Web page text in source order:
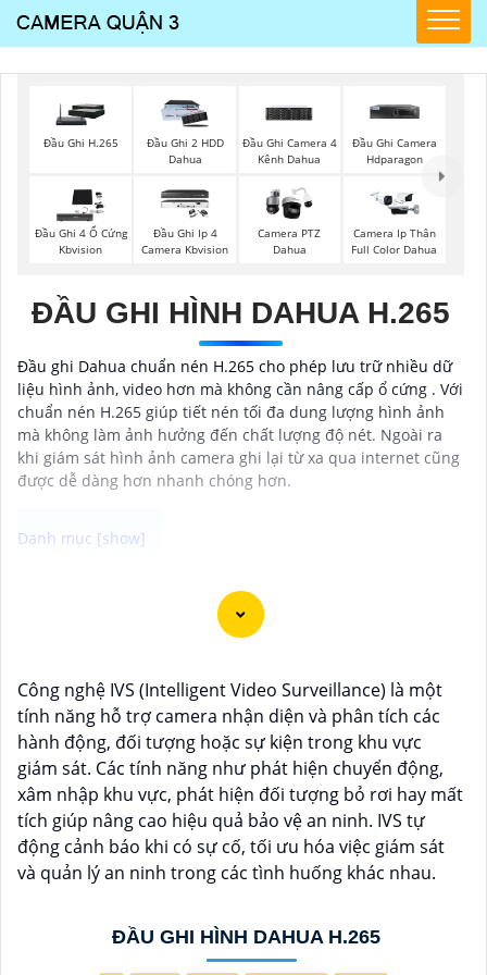
Đầu Ghi H.265
Đầu Ghi 2 HDD
Dahua
Đầu Ghi Camera 4
Kênh Dahua
Đầu Ghi Camera
Hdparagon
Đầu Ghi 4 Ổ Cứng
Kbvision
Đầu Ghi Ip 4
Camera Kbvision
Camera PTZ
Dahua
Camera Ip Thân
Full Color Dahua
ĐẦU GHI HÌNH DAHUA H.265
Đầu ghi Dahua chuẩn nén H.265 cho phép lưu trữ nhiều dữ
liệu hình ảnh, video hơn mà không cần nâng cấp ổ cứng . Với
chuẩn nén H.265 giúp tiết nén tối đa dung lượng hình ảnh
mà không làm ảnh hưởng đến chất lượng độ nét. Ngoài ra
khi giám sát hình ảnh camera ghi lại từ xa qua internet cũng
được dễ dàng hơn nhanh chóng hơn.
Dạ chắc chắn, đây là tư vấn của tôi về Camera Dahua
chính hãng giá rẻ và chất lượng:
mua Camera Dahua chính hãng, bạn nên mua từ các
cửa hàng uy tín hoặc các đại lý chính thức của
Dahua.☄️3: Mức giá của Camera Dahua có thể thay
đổi tùy vào model và chức năng của camera. Bạn nên
tìm hiểu kỹ trước khi đầu tư.🎖️4:Chất lượng của
Camera Dahua được đánh giá cao với độ phân giải
cao, tính năng thông minh và độ tin cậy.💖5:Nếu bạn
muốn tìm camera Dahua giá rẻ, bạn có thể tham khảo
hàng điện tử.
Hy vọng rằng những thông tin trên sẽ giúp bạn chọn
Công nghệ IVS (Intelligent Video Surveillance) là một
tính năng hỗ trợ camera nhận diện và phân tích các
hành động, đối tượng hoặc sự kiện trong khu vực
giám sát. Các tính năng như phát hiện chuyển động,
xâm nhập khu vực, phát hiện đối tượng bỏ rơi hay mất
tích giúp nâng cao hiệu quả bảo vệ an ninh. IVS tự
động cảnh báo khi có sự cố, tối ưu hóa việc giám sát
và quản lý an ninh trong các tình huống khác nhau.
ĐẦU GHI HÌNH DAHUA H.265